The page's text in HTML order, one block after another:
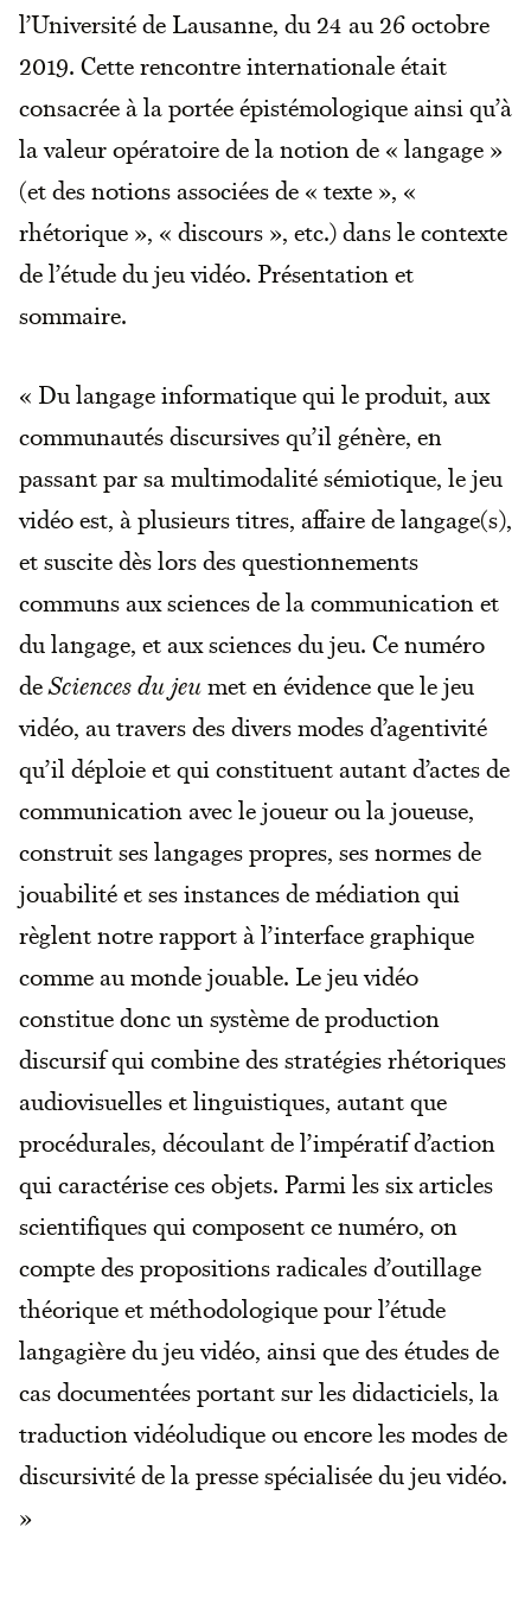
l’Université de Lausanne, du 24 au 26 octobre
2019. Cette rencontre internationale était
consacrée à la portée épistémologique ainsi qu’à
la valeur opératoire de la notion de « langage »
(et des notions associées de « texte », «
rhétorique », « discours », etc.) dans le contexte
de l’étude du jeu vidéo. Présentation et
sommaire.
« Du langage informatique qui le produit, aux
communautés discursives qu’il génère, en
passant par sa multimodalité sémiotique, le jeu
vidéo est, à plusieurs titres, affaire de langage(s),
et suscite dès lors des questionnements
communs aux sciences de la communication et
du langage, et aux sciences du jeu. Ce numéro
deSciences du jeumet en évidence que le jeu
vidéo, au travers des divers modes d’agentivité
qu’il déploie et qui constituent autant d’actes de
communication avec le joueur ou la joueuse,
construit ses langages propres, ses normes de
jouabilité et ses instances de médiation qui
règlent notre rapport à l’interface graphique
comme au monde jouable. Le jeu vidéo
constitue donc un système de production
discursif qui combine des stratégies rhétoriques
audiovisuelles et linguistiques, autant que
procédurales, découlant de l’impératif d’action
qui caractérise ces objets. Parmi les six articles
scientifiques qui composent ce numéro, on
compte des propositions radicales d’outillage
théorique et méthodologique pour l’étude
langagière du jeu vidéo, ainsi que des études de
cas documentées portant sur les didacticiels, la
traduction vidéoludique ou encore les modes de
discursivité de la presse spécialisée du jeu vidéo.
»